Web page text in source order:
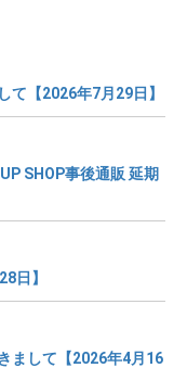
て【2026年7月29日】
SHOP事後通販 延期
日】
まして【2026年4月16